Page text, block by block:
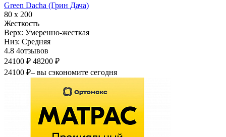
Green Dacha (Грин Дача)
80 х 200
Жесткость
Верх: Умеренно-жесткая
Низ: Средняя
4.8 4отзывов
24100 ₽ 48200 ₽
24100 ₽– вы сэкономите сегодня